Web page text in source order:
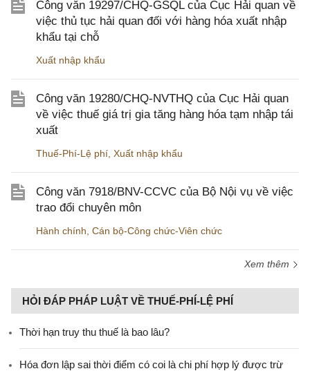
Công văn 19297/CHQ-GSQL của Cục Hải quan về
việc thủ tục hải quan đối với hàng hóa xuất nhập
khẩu tại chỗ
Xuất nhập khẩu
Công văn 19280/CHQ-NVTHQ của Cục Hải quan
về việc thuế giá trị gia tăng hàng hóa tạm nhập tái
xuất
Thuế-Phí-Lệ phí Xuất nhập khẩu
Công văn 7918/BNV-CCVC của Bộ Nội vụ về việc
trao đổi chuyên môn
Hành chính Cán bộ-Công chức-Viên chức
Xem thêm
HỎI ĐÁP PHÁP LUẬT VỀ THUẾ-PHÍ-LỆ PHÍ
Thời hạn truy thu thuế là bao lâu?
Hóa đơn lập sai thời điểm có coi là chi phí hợp lý được trừ